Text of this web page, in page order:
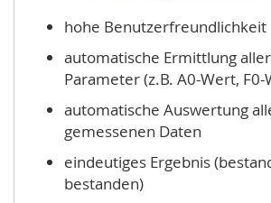
hohe Benutzerfreundlichkeit
automatische Ermittlung
Parameter (z.B. A0-Wert, F0-
automatische Auswertung
gemessenen Daten
eindeutiges Ergebnis
bestanden)